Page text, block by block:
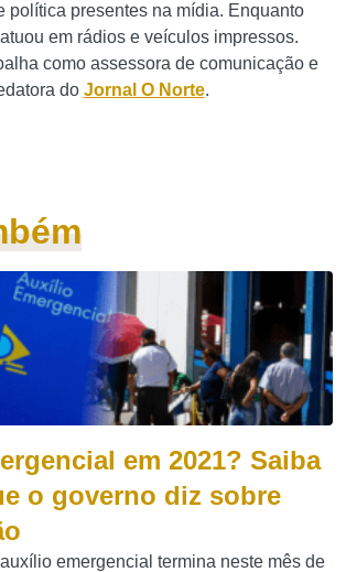
política presentes na mídia. Enquanto
em rádios e veículos impressos.
como assessora de comunicação e
do Jornal O Norte.
em 2021? Saiba
o governo diz sobre
emergencial termina neste mês de